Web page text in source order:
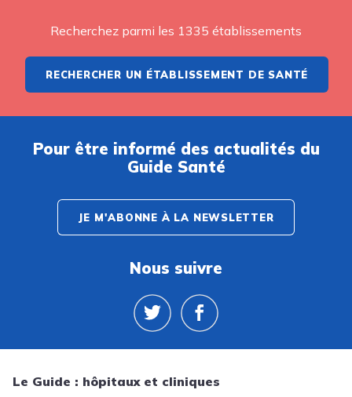
Recherchez parmi les 1335 établissements
RECHERCHER UN ÉTABLISSEMENT DE SANTÉ
Pour être informé des actualités du
Guide Santé
JE M'ABONNE À LA NEWSLETTER
Nous suivre
Le Guide : hôpitaux et cliniques